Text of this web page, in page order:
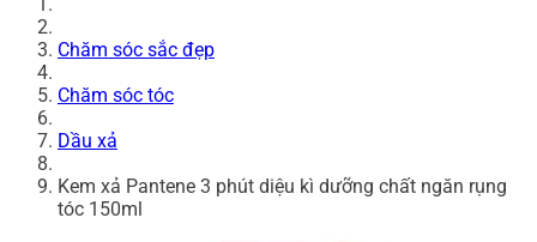
Chăm sóc sắc đẹp
Chăm sóc tóc
Dầu xả
Kem xả Pantene 3 phút diệu kì dưỡng chất ngăn rụng
tóc 150ml